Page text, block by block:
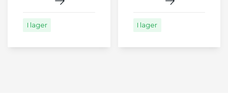
I lager I lager